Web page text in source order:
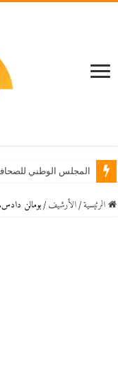
المجلس الوطني
الرئيسية / اﻷرشيف / بومالن